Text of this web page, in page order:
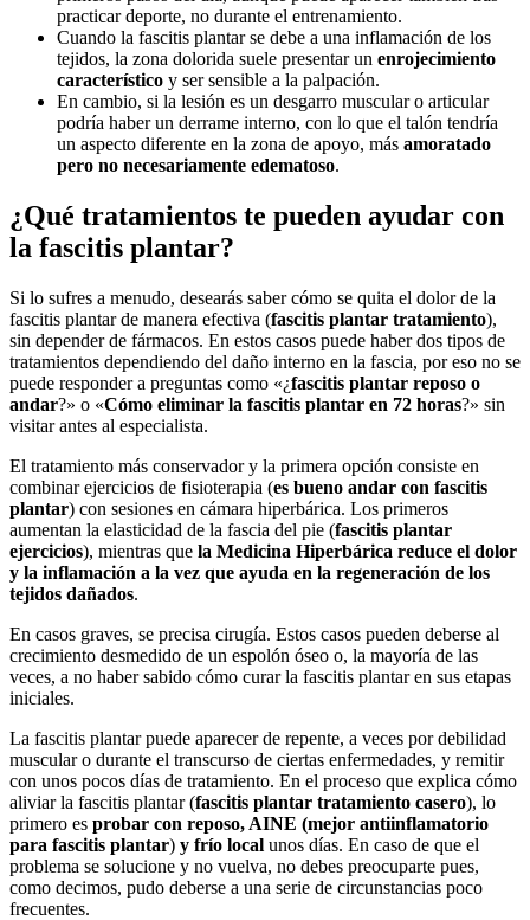
practicar deporte, no durante el entrenamiento.
Cuando la fascitis plantar se debe a una inflamación de los
tejidos, la zona dolorida suele presentar un enrojecimiento
característico y ser sensible a la palpación.
En cambio, si la lesión es un desgarro muscular o articular
podría haber un derrame interno, con lo que el talón tendría
un aspecto diferente en la zona de apoyo, más amoratado
pero no necesariamente edematoso.
¿Qué tratamientos te pueden ayudar con
la fascitis plantar?
Si lo sufres a menudo, desearás saber cómo se quita el dolor de la
fascitis plantar de manera efectiva (fascitis plantar tratamiento),
sin depender de fármacos. En estos casos puede haber dos tipos de
tratamientos dependiendo del daño interno en la fascia, por eso no se
puede responder a preguntas como «¿fascitis plantar reposo o
andar?» o «Cómo eliminar la fascitis plantar en 72 horas?» sin
visitar antes al especialista.
El tratamiento más conservador y la primera opción consiste en
combinar ejercicios de fisioterapia (es bueno andar con fascitis
plantar) con sesiones en cámara hiperbárica. Los primeros
aumentan la elasticidad de la fascia del pie (fascitis plantar
ejercicios), mientras que la Medicina Hiperbárica reduce el dolor
y la inflamación a la vez que ayuda en la regeneración de los
tejidos dañados.
En casos graves, se precisa cirugía. Estos casos pueden deberse al
crecimiento desmedido de un espolón óseo o, la mayoría de las
veces, a no haber sabido cómo curar la fascitis plantar en sus etapas
iniciales.
La fascitis plantar puede aparecer de repente, a veces por debilidad
muscular o durante el transcurso de ciertas enfermedades, y remitir
con unos pocos días de tratamiento. En el proceso que explica cómo
aliviar la fascitis plantar (fascitis plantar tratamiento casero), lo
primero es probar con reposo, AINE (mejor antiinflamatorio
para fascitis plantar) y frío local unos días. En caso de que el
problema se solucione y no vuelva, no debes preocuparte pues,
como decimos, pudo deberse a una serie de circunstancias poco
frecuentes.